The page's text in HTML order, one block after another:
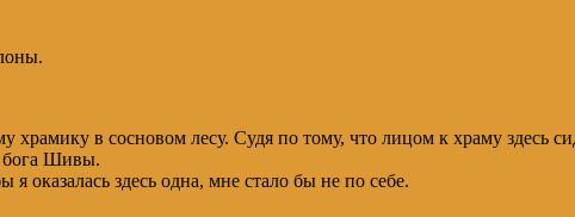
храмику в сосновом лесу. Судя по тому, что лицом к храму здесь
бога Шивы.
оказалась здесь одна, мне стало бы не по себе.